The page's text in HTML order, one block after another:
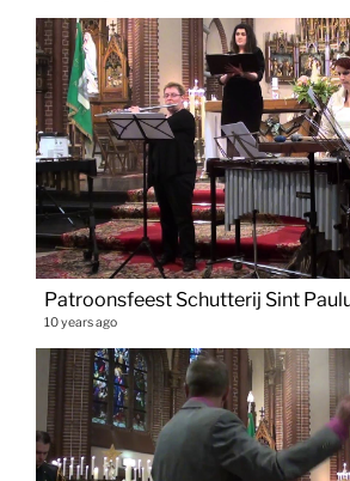
10 years ago